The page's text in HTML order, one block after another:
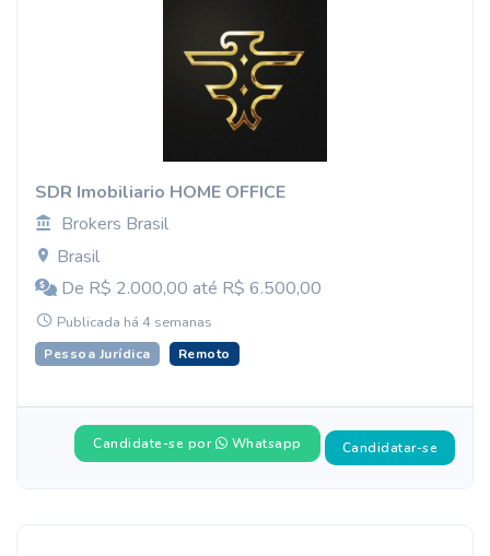
SDR Imobiliario HOME OFFICE
Brokers Brasil
Brasil
De R$ 2.000,00 até R$ 6.500,00
Publicada há 4 semanas
Pessoa Jurídica Remoto
Candidate-se por Whatsapp Candidatar-se